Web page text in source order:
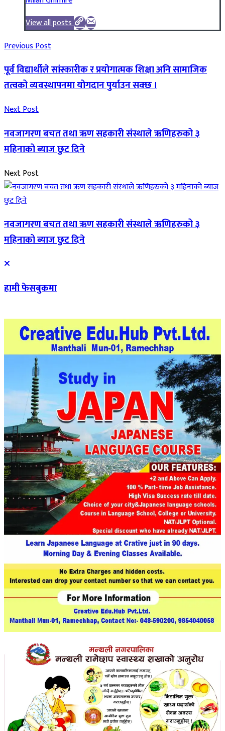
View all posts
Previous Post
पूर्व विद्यार्थीले सांस्कारीक र प्रयोगात्मक शिक्षा अनि सामाजिक
तत्वको व्यवस्थापनमा योगदान पुर्याउन सक्छ ।
Next Post
नवजागरण बचत तथा ऋण सहकारी संस्थाले ऋणिहरुको ३
महिनाको ब्याज छुट दिने
Next Post
नवजागरण बचत तथा ऋण सहकारी संस्थाले ऋणिहरुको ३
महिनाको ब्याज छुट दिने
हामी फेसबुकमा